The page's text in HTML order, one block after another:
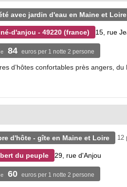
avec jardin d'eau en Maine et Loire
d'anjou - 49220 (france) 15, rue
84 euros per 1 notte 2 persone
d’hôtes confortables près angers,
d'hôte - gîte en Maine et Loire 12
du peuple 29, rue d'Anjou
60 euros per 1 notte 2 persone